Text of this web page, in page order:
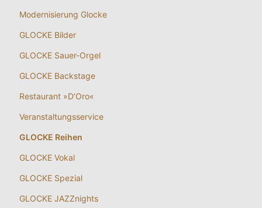
Modernisierung Glocke
GLOCKE Bilder
GLOCKE Sauer-Orgel
GLOCKE Backstage
Restaurant »D’Oro«
Veranstaltungsservice
GLOCKE Reihen
GLOCKE Vokal
GLOCKE Spezial
GLOCKE JAZZnights